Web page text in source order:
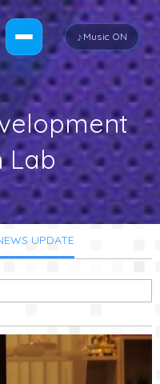
♪ Music ON
Lab
UPDATE